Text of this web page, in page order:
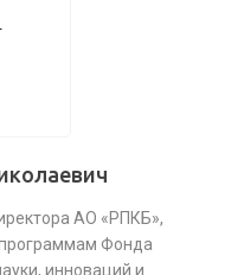
АО «РПКБ»,
Фонда
инноваций и